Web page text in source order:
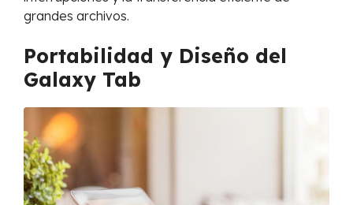
grandes archivos.
Portabilidad y Diseño del
Galaxy Tab